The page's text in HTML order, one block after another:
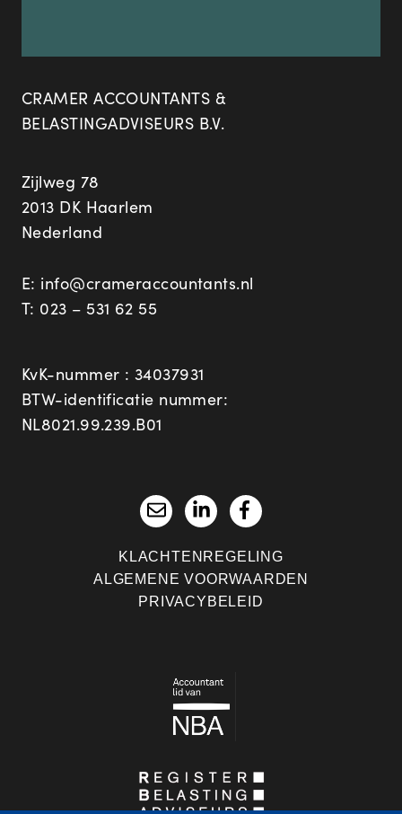
CRAMER ACCOUNTANTS &
BELASTINGADVISEURS B.V.
Zijlweg 78
2013 DK Haarlem
Nederland
E: info@crameraccountants.nl
T: 023 – 531 62 55
KvK-nummer : 34037931
BTW-identificatie nummer:
NL8021.99.239.B01
KLACHTENREGELING
ALGEMENE VOORWAARDEN
PRIVACYBELEID